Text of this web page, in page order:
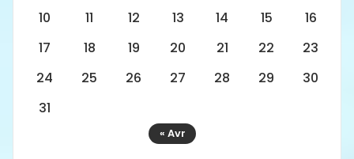
10
11 12 13 14 15
16
17
18 19 20 21 22
23
24
25 26 27 28 29
30
31
« Avr